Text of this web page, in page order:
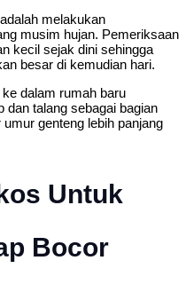
melakukan
musim hujan. Pemeriksaan
kecil sejak dini sehingga
besar di kemudian hari.
dalam rumah baru
dan talang sebagai bagian
genteng lebih panjang
Untuk
Bocor